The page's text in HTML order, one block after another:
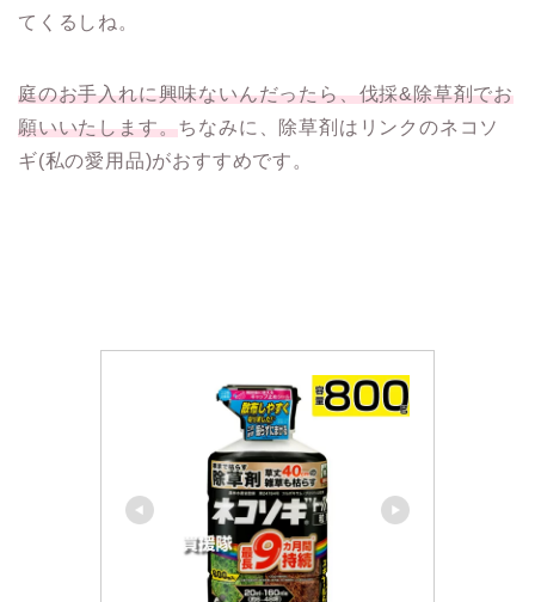
てくるしね。
庭のお手入れに興味ないんだったら、伐採&除草剤でお
願いいたします。ちなみに、除草剤はリンクのネコソ
ギ(私の愛用品)がおすすめです。